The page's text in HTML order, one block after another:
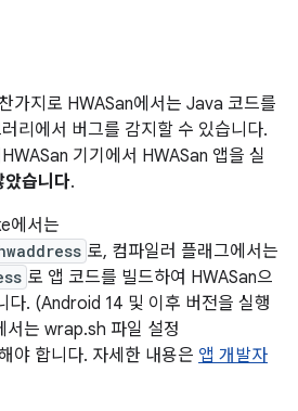
가지로 HWASan에서는 Java 코드를
리에서 버그를 감지할 수 있습니다.
기기에서 HWASan 앱을 실
았습니다.
에서는
로, 컴파일러 플래그에서는
로 앱 코드를 빌드하여 HWASan으
다. (Android 14 및 이후 버전을 실행
서는 wrap.sh 파일 설정
야 합니다. 자세한 내용은 앱 개발자